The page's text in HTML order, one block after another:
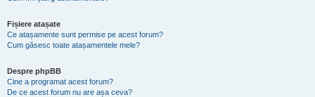
Fișiere atașate
Ce atașamente sunt permise pe acest forum?
Cum găsesc toate atașamentele mele?
Despre phpBB
Cine a programat acest forum?
De ce acest forum nu are așa ceva?